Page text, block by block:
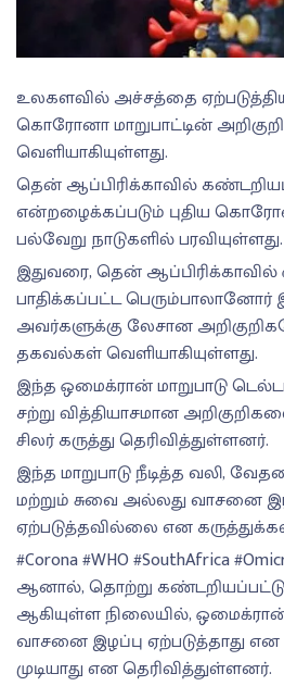
உலகளவில் அச்சத்தை
கொரோனா மாறுபாட்டின்
வெளியாகியுள்ளது.
தென் ஆப்பிரிக்காவில்
என்றழைக்கப்படும் புதிய
பல்வேறு நாடுகளில் பரவியுள்ளது.
இதுவரை, தென்
பாதிக்கப்பட்ட
அவர்களுக்கு லேசான
தகவல்கள் வெளியாகியுள்ளது.
இந்த ஒமைக்ரான் மாறுபாடு
சற்று வித்தியாசமான
சிலர் கருத்து தெரிவித்துள்ளனர்.
இந்த மாறுபாடு நீடித்த வலி,
மற்றும் சுவை அல்லது வாசனை
ஏற்படுத்தவில்லை என
#Corona #WHO #SouthAfrica
ஆனால், தொற்று
ஆகியுள்ள நிலையில்,
வாசனை இழப்பு ஏற்படுத்தாது
முடியாது என தெரிவித்துள்ளனர்.